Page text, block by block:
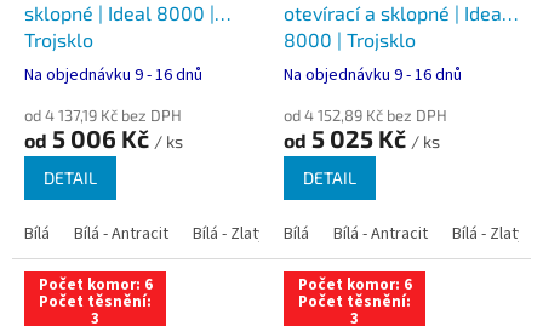
sklopné | Ideal 8000 |
Trojsklo
Na objednávku 9 - 16 dnů
od 4 137,19 Kč bez DPH
od 5 006 Kč / ks
DETAIL
Bílá Bílá - Antracit Bílá - Zlatý dub Bílá - Tmavý dub Bílá -
otevírací a sklopné | Ideal
8000 | Trojsklo
Na objednávku 9 - 16 dnů
od 4 152,89 Kč bez DPH
od 5 025 Kč / ks
DETAIL
Bílá Bílá - Antracit Bílá - Zlatý
Počet komor: 6
Počet těsnění:
3
Počet komor: 6
Počet těsnění:
3